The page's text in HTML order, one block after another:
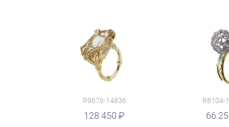
R9676-14836
128 450
R8104-
66
руб. руб.